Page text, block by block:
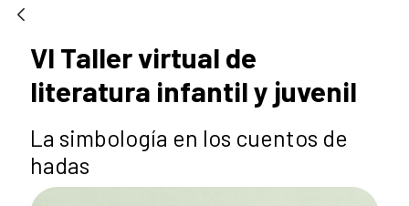
VI Taller virtual de
literatura infantil y juvenil
La simbología en los cuentos de
hadas